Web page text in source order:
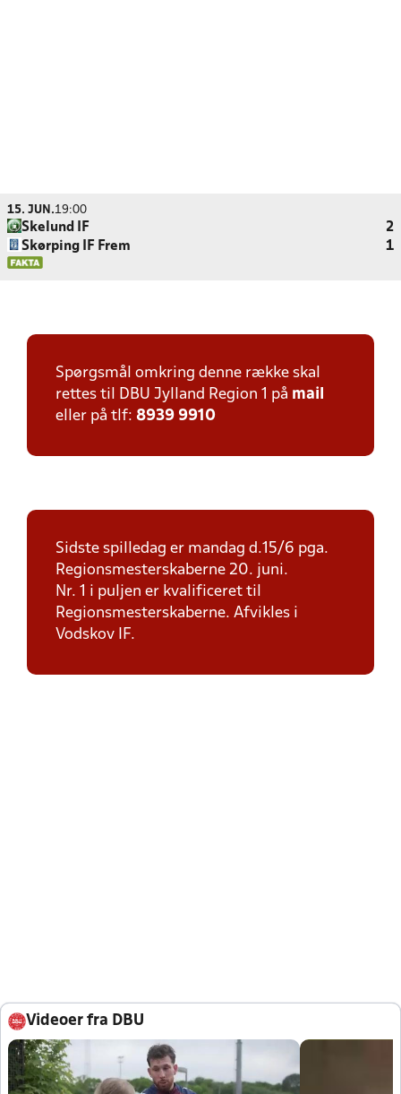
15. JUN.19:00
Skelund IF
2
Skørping IF Frem
1
Spørgsmål omkring denne række skal
rettes til DBU Jylland Region 1 på mail
eller på tlf: 8939 9910
Sidste spilledag er mandag d.15/6 pga.
Regionsmesterskaberne 20. juni.
Nr. 1 i puljen er kvalificeret til
Regionsmesterskaberne. Afvikles i
Vodskov IF.
Videoer fra DBU